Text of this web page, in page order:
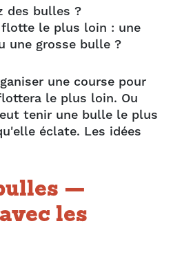
des bulles ?
le plus loin : une
une grosse bulle ?
une course pour
le plus loin. Ou
tenir une bulle le plus
éclate. Les idées
—
les